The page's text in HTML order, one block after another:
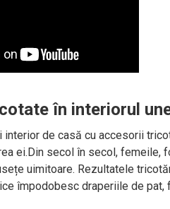
în interiorul
interior de casă cu accesorii
ei.Din secol în secol, femeile,
uimitoare. Rezultatele
împodobesc draperiile de